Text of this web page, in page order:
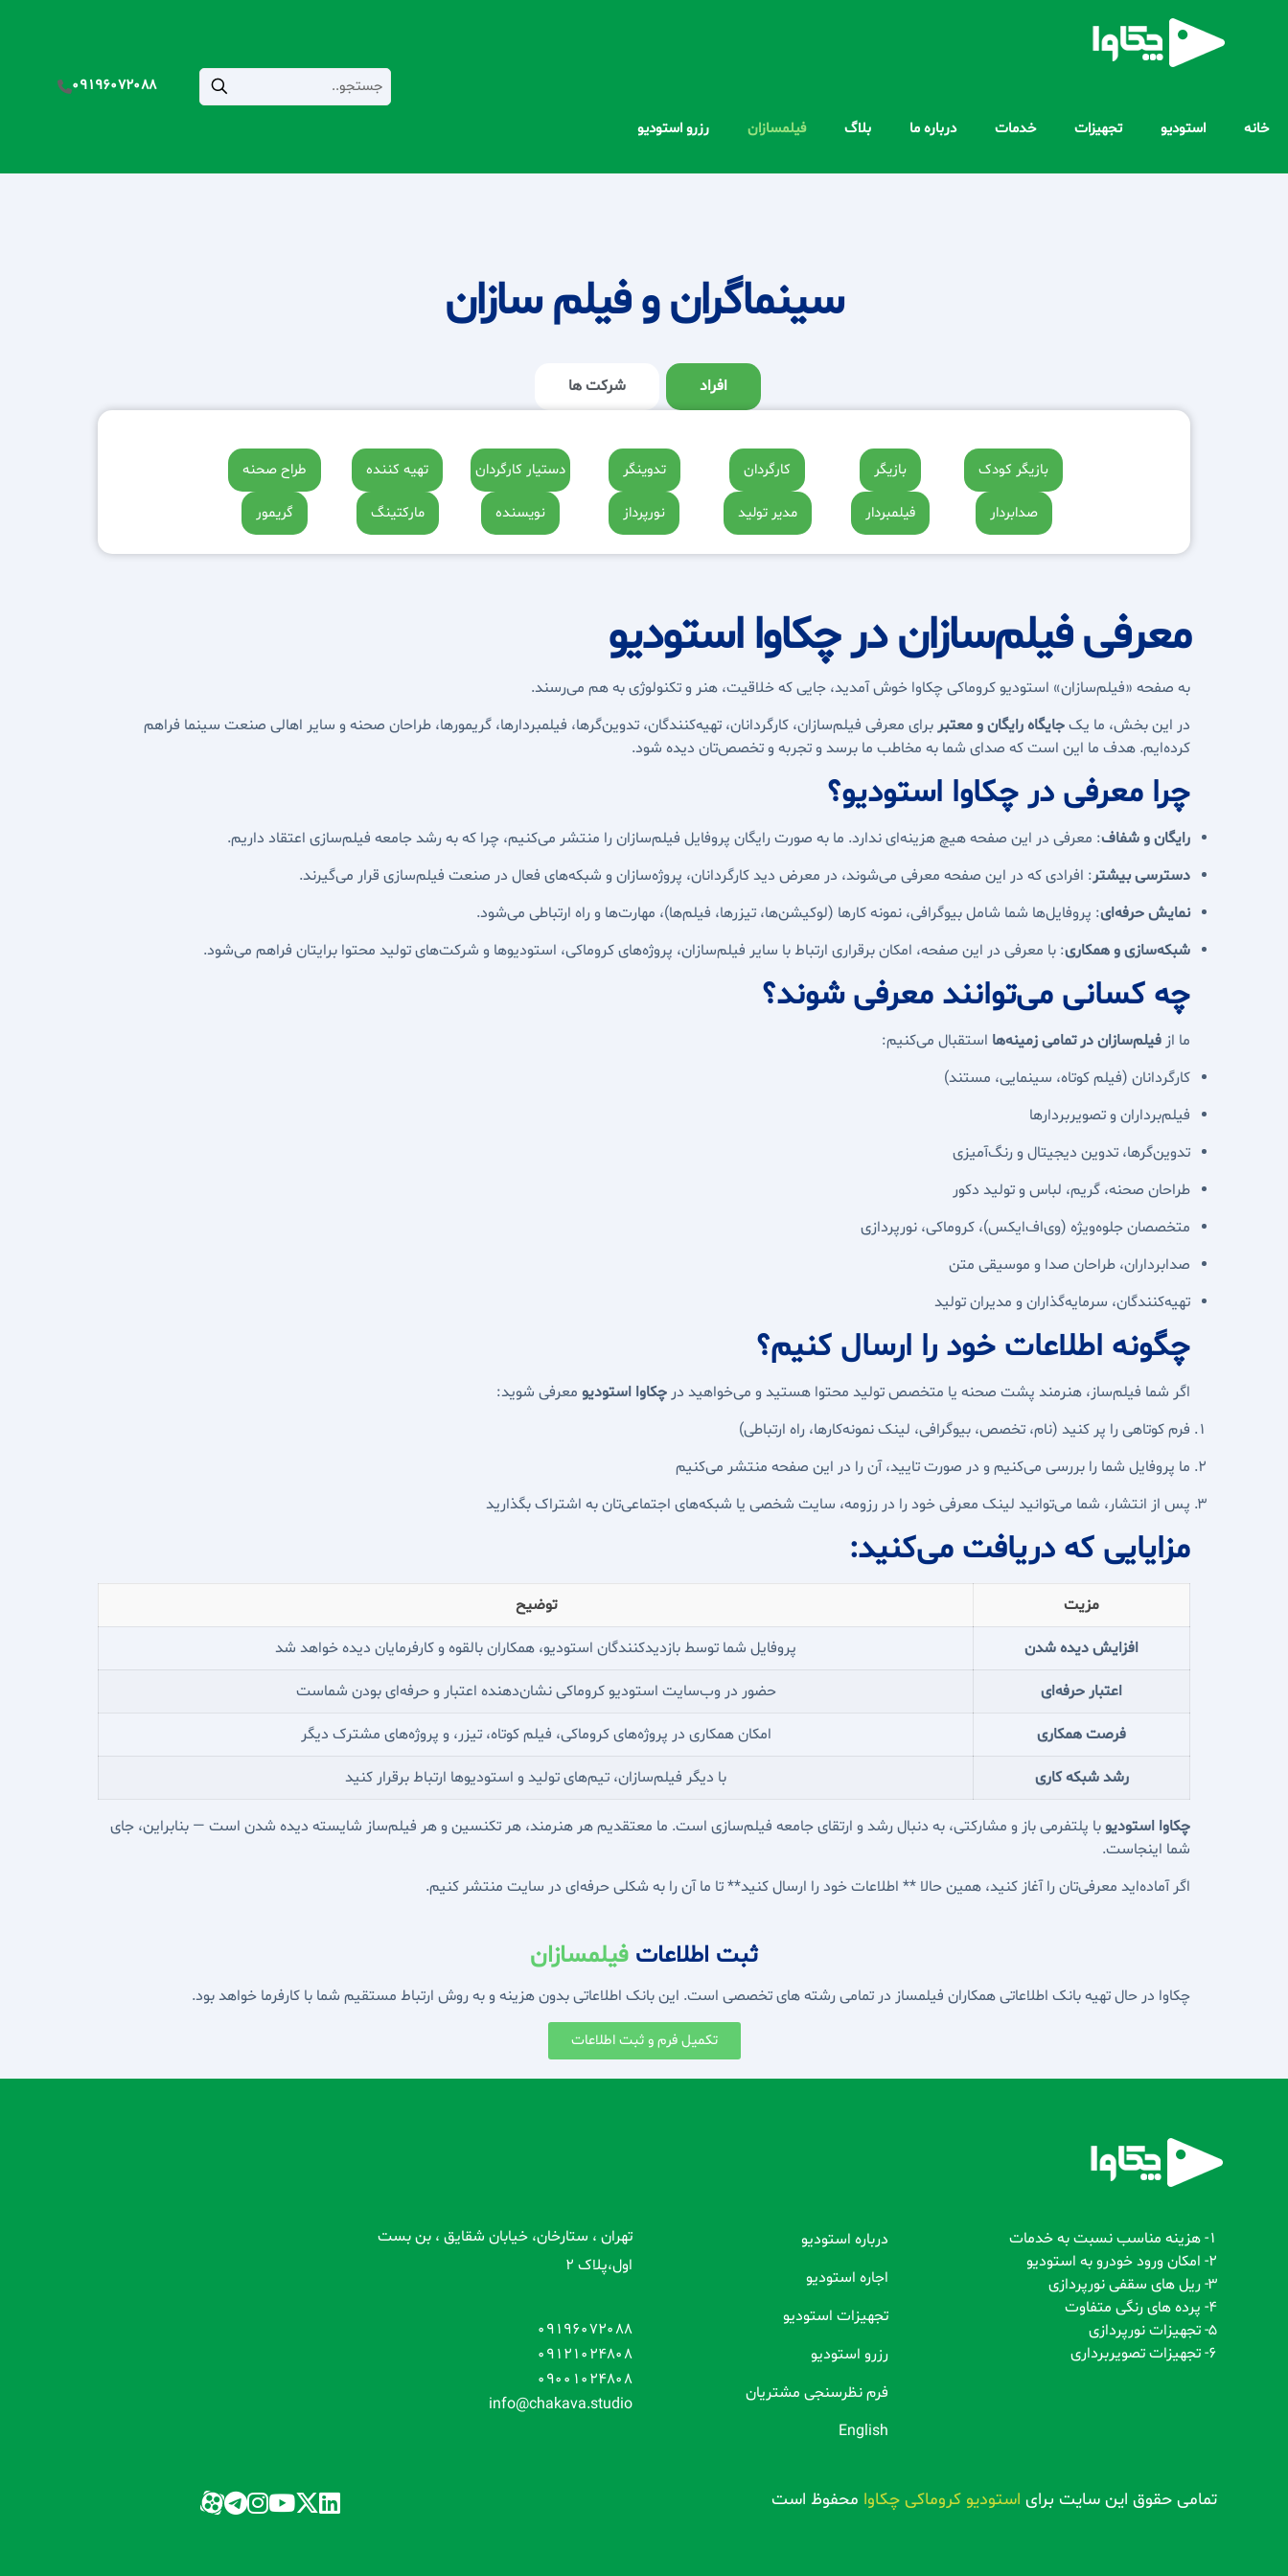
خانه استودیو تجهیزات خدمات درباره ما بلاگ فیلمسازان رزرو استودیو
09196072088
سینماگران و فیلم سازان
افراد شرکت ها
بازیگر کودک بازیگر کارگردان تدوینگر دستیار کارگردان تهیه کننده طراح صحنه
صدابردار فیلمبردار مدیر تولید نورپرداز نویسنده مارکتینگ گریمور
معرفی فیلم‌سازان در چکاوا استودیو
به صفحه «فیلم‌سازان» استودیو کروماکی چکاوا خوش آمدید، جایی که خلاقیت، هنر و تکنولوژی به هم می‌رسند.
در این بخش، ما یکجایگاه رایگان و معتبربرای معرفی فیلم‌سازان، کارگردانان، تهیه‌کنندگان، تدوین‌گرها، فیلمبردارها، گریمورها، طراحان صحنه و سایر اهالی صنعت سینما فراهم
کرده‌ایم. هدف ما این است که صدای شما به مخاطب ما برسد و تجربه و تخصص‌تان دیده شود.
چرا معرفی در چکاوا استودیو؟
رایگان و شفاف: معرفی در این صفحه هیچ هزینه‌ای ندارد. ما به صورت رایگان پروفایل فیلم‌سازان را منتشر می‌کنیم، چرا که به رشد جامعه فیلم‌سازی اعتقاد داریم.
دسترسی بیشتر: افرادی که در این صفحه معرفی می‌شوند، در معرض دید کارگردانان، پروژه‌سازان و شبکه‌های فعال در صنعت فیلم‌سازی قرار می‌گیرند.
نمایش حرفه‌ای: پروفایل‌ها شما شامل بیوگرافی، نمونه کارها (لوکیشن‌ها، تیزرها، فیلم‌ها)، مهارت‌ها و راه ارتباطی می‌شود.
شبکه‌سازی و همکاری: با معرفی در این صفحه، امکان برقراری ارتباط با سایر فیلم‌سازان، پروژه‌های کروماکی، استودیوها و شرکت‌های تولید محتوا برایتان فراهم می‌شود.
چه کسانی می‌توانند معرفی شوند؟
ما از فیلم‌سازان در تمامی زمینه‌ها استقبال می‌کنیم:
کارگردانان (فیلم کوتاه، سینمایی، مستند)
فیلم‌برداران و تصویربردارها
تدوین‌گرها، تدوین دیجیتال و رنگ‌آمیزی
طراحان صحنه، گریم، لباس و تولید دکور
متخصصان جلوه‌ویژه (وی‌اف‌ایکس)، کروماکی، نورپردازی
صدابرداران، طراحان صدا و موسیقی متن
تهیه‌کنندگان، سرمایه‌گذاران و مدیران تولید
چگونه اطلاعات خود را ارسال کنیم؟
اگر شما فیلم‌ساز، هنرمند پشت صحنه یا متخصص تولید محتوا هستید و می‌خواهید در چکاوا استودیو معرفی شوید:
فرم کوتاهی را پر کنید (نام، تخصص، بیوگرافی، لینک نمونه‌کارها، راه ارتباطی)
ما پروفایل شما را بررسی می‌کنیم و در صورت تایید، آن را در این صفحه منتشر می‌کنیم
پس از انتشار، شما می‌توانید لینک معرفی خود را در رزومه، سایت شخصی یا شبکه‌های اجتماعی‌تان به اشتراک بگذارید
مزایایی که دریافت می‌کنید:
مزیت توضیح
افزایش دیده شدن پروفایل شما توسط بازدیدکنندگان استودیو، همکاران بالقوه و کارفرمایان دیده خواهد شد
اعتبار حرفه‌ای حضور در وب‌سایت استودیو کروماکی نشان‌دهنده اعتبار و حرفه‌ای بودن شماست
فرصت همکاری امکان همکاری در پروژه‌های کروماکی، فیلم کوتاه، تیزر، و پروژه‌های مشترک دیگر
رشد شبکه کاری با دیگر فیلم‌سازان، تیم‌های تولید و استودیوها ارتباط برقرار کنید
چکاوا استودیو با پلتفرمی باز و مشارکتی، به دنبال رشد و ارتقای جامعه فیلم‌سازی است. ما معتقدیم هر هنرمند، هر تکنسین و هر فیلم‌ساز شایسته دیده شدن است — بنابراین، جای
شما اینجاست.
اگر آماده‌اید معرفی‌تان را آغاز کنید، همین حالا ** اطلاعات خود را ارسال کنید** تا ما آن را به شکلی حرفه‌ای در سایت منتشر کنیم.
ثبت اطلاعات فیلمسازان
چکاوا در حال تهیه بانک اطلاعاتی همکاران فیلمساز در تمامی رشته های تخصصی است. این بانک اطلاعاتی بدون هزینه و به روش ارتباط مستقیم شما با کارفرما خواهد بود.
تکمیل فرم و ثبت اطلاعات
1- هزینه مناسب نسبت به خدمات
2- امکان ورود خودرو به استودیو
3- ریل های سقفی نورپردازی
4- پرده های رنگی متفاوت
5- تجهیزات نورپردازی
6- تجهیزات تصویربرداری
درباره استودیو
اجاره استودیو
تجهیزات استودیو
رزرو استودیو
فرم نظرسنجی مشتریان
English
تهران ، ستارخان، خیابان شقایق ، بن بست
اول،پلاک 2
09196072088
09121024808
09001024808
info@chakava.studio
تمامی حقوق این سایت برای استودیو کروماکی چکاوا محفوظ است